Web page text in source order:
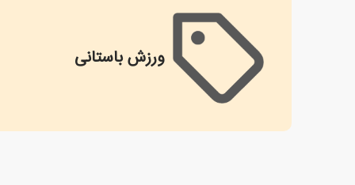
ورزش باستانی
ورزش باستانی